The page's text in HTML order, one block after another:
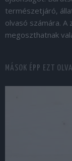
természetjáró,
olvasó számára. A
megoszthatnak
MÁSOK ÉPP EZT